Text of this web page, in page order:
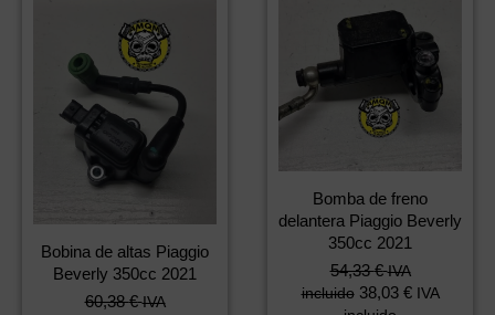
Bobina de altas Piaggio
Beverly 350cc 2021
60,38€ IVA
Bomba de freno
delantera Piaggio Beverly
350cc 2021
54,33€ IVA
incluido 38,03 € IVA